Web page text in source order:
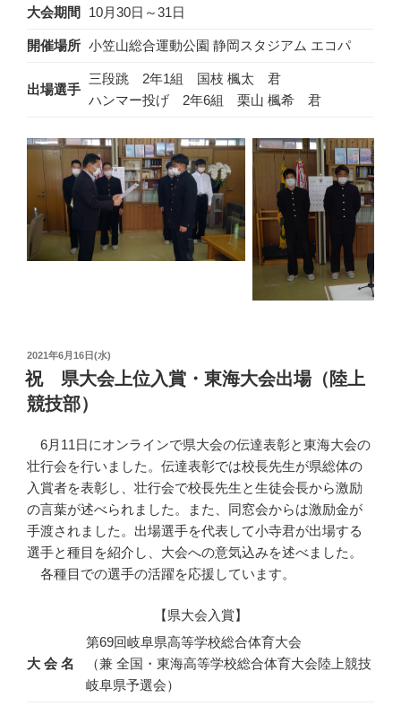
大会期間 10月30日～31日
開催場所 小笠山総合運動公園 静岡スタジアム エコパ
出場選手
三段跳 2年1組 国枝 楓太 君
ハンマー投げ 2年6組 栗山 楓希 君
投
稿
日:
2021年6月16日(水)
祝 県大会上位入賞・東海大会出場（陸上
競技部）
6月11日にオンラインで県大会の伝達表彰と東海大会の
壮行会を行いました。伝達表彰では校長先生が県総体の
入賞者を表彰し、壮行会で校長先生と生徒会長から激励
の言葉が述べられました。また、同窓会からは激励金が
手渡されました。出場選手を代表して小寺君が出場する
選手と種目を紹介し、大会への意気込みを述べました。
各種目での選手の活躍を応援しています。
【県大会入賞】
大 会 名
第69回岐阜県高等学校総合体育大会
（兼 全国・東海高等学校総合体育大会陸上競技
岐阜県予選会）